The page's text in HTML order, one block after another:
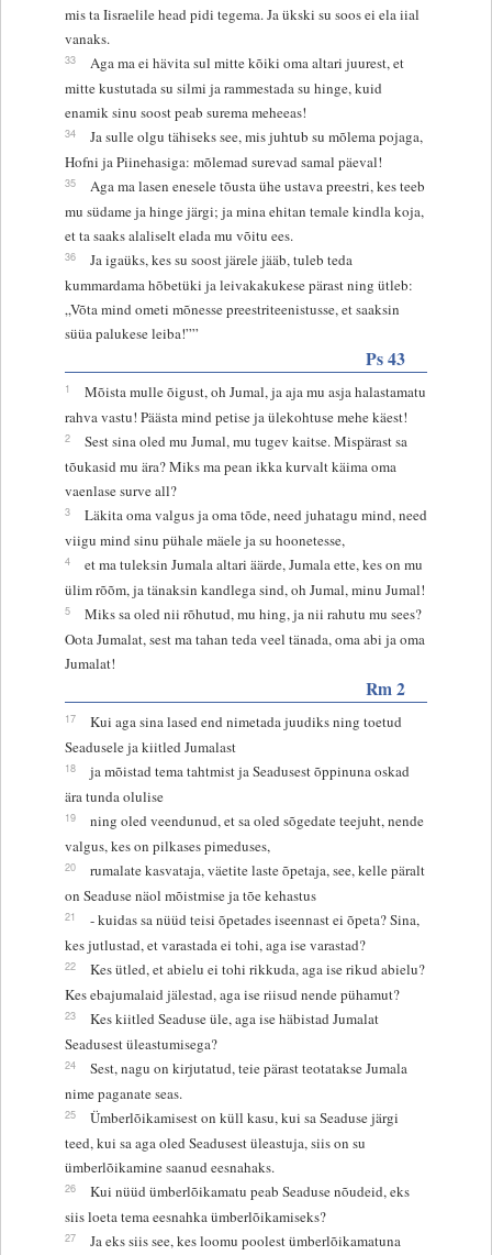
mis ta Iisraelile head pidi tegema. Ja ükski su soos ei ela iial
vanaks.
33
Aga ma ei hävita sul mitte kõiki oma altari juurest, et
mitte kustutada su silmi ja rammestada su hinge, kuid
enamik sinu soost peab surema meheeas!
34
Ja sulle olgu tähiseks see, mis juhtub su mõlema pojaga,
Hofni ja Piinehasiga: mõlemad surevad samal päeval!
35
Aga ma lasen enesele tõusta ühe ustava preestri, kes teeb
mu südame ja hinge järgi; ja mina ehitan temale kindla koja,
et ta saaks alaliselt elada mu võitu ees.
36
Ja igaüks, kes su soost järele jääb, tuleb teda
kummardama hõbetüki ja leivakakukese pärast ning ütleb:
„Võta mind ometi mõnesse preestriteenistusse, et saaksin
süüa palukese leiba!””
Ps 43
1
Mõista mulle õigust, oh Jumal, ja aja mu asja halastamatu
rahva vastu! Päästa mind petise ja ülekohtuse mehe käest!
2
Sest sina oled mu Jumal, mu tugev kaitse. Mispärast sa
tõukasid mu ära? Miks ma pean ikka kurvalt käima oma
vaenlase surve all?
3
Läkita oma valgus ja oma tõde, need juhatagu mind, need
viigu mind sinu pühale mäele ja su hoonetesse,
4
et ma tuleksin Jumala altari äärde, Jumala ette, kes on mu
ülim rõõm, ja tänaksin kandlega sind, oh Jumal, minu Jumal!
5
Miks sa oled nii rõhutud, mu hing, ja nii rahutu mu sees?
Oota Jumalat, sest ma tahan teda veel tänada, oma abi ja oma
Jumalat!
Rm 2
17
Kui aga sina lased end nimetada juudiks ning toetud
Seadusele ja kiitled Jumalast
18
ja mõistad tema tahtmist ja Seadusest õppinuna oskad
ära tunda olulise
19
ning oled veendunud, et sa oled sõgedate teejuht, nende
valgus, kes on pilkases pimeduses,
20
rumalate kasvataja, väetite laste õpetaja, see, kelle päralt
on Seaduse näol mõistmise ja tõe kehastus
21
- kuidas sa nüüd teisi õpetades iseennast ei õpeta? Sina,
kes jutlustad, et varastada ei tohi, aga ise varastad?
22
Kes ütled, et abielu ei tohi rikkuda, aga ise rikud abielu?
Kes ebajumalaid jälestad, aga ise riisud nende pühamut?
23
Kes kiitled Seaduse üle, aga ise häbistad Jumalat
Seadusest üleastumisega?
24
Sest, nagu on kirjutatud, teie pärast teotatakse Jumala
nime paganate seas.
25
Ümberlõikamisest on küll kasu, kui sa Seaduse järgi
teed, kui sa aga oled Seadusest üleastuja, siis on su
ümberlõikamine saanud eesnahaks.
26
Kui nüüd ümberlõikamatu peab Seaduse nõudeid, eks
siis loeta tema eesnahka ümberlõikamiseks?
27 Ja eks siis see, kes loomu poolest ümberlõikamatuna